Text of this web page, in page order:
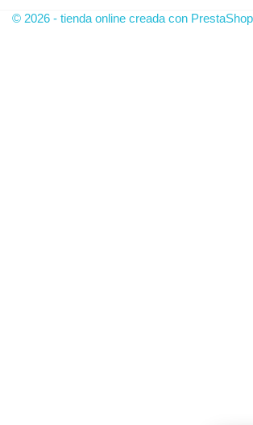
© 2026 - tienda online creada con